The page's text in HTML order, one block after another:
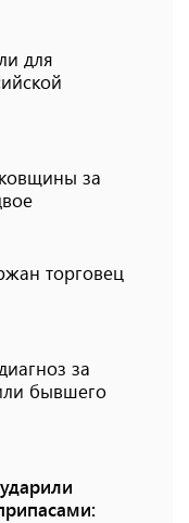
для
за
торговец
за
бывшего